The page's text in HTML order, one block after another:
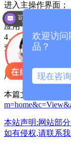
进入主操作界面；
3、按照检查部位
应用子程序，以及
4、检查结束后，
查报告；
厂家咨询电话：
本篇文章网址：
本站声明:网站部
如有侵权,请联系
欢迎访问
品？
现在咨询